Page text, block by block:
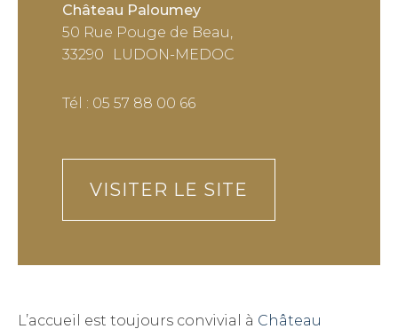
Château Paloumey
50 Rue Pouge de Beau,
33290
LUDON-MEDOC
Tél : 05 57 88 00 66
VISITER LE SITE
L’accueil est toujours convivial à Château